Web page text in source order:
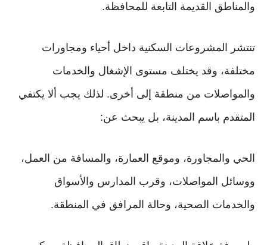
والمناطق القديمة التابعة للمحافظة.
تنتشر المشروعات السكنية داخل أحياء ومجاورات
مختلفة، وقد يختلف مستوى الإشغال والخدمات
والمواصلات من منطقة إلى أخرى. لذلك يجب ألا يكتفي
المتقدم باسم المدينة، بل يبحث عن:
الحي والمجاورة، وموقع العمارة، والمسافة من العمل،
ووسائل المواصلات، وقرب المدارس والأسواق
والخدمات الصحية، وحالة المرافق في المنطقة.